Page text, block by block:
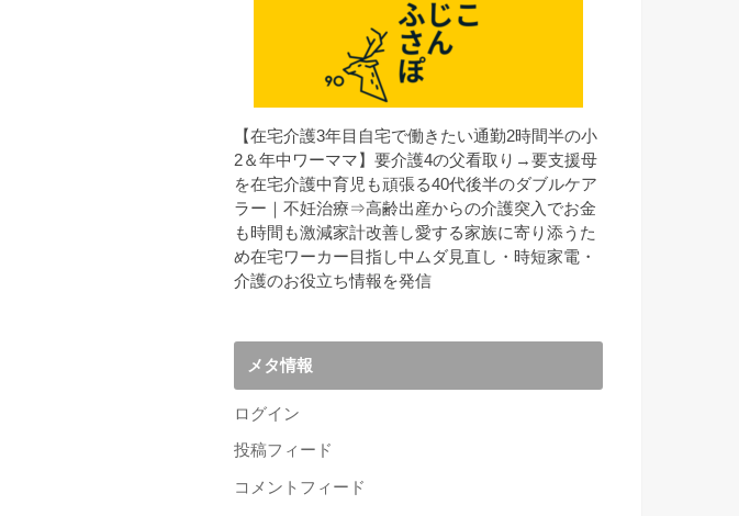
【在宅介護3年目 自宅で働きたい通勤2時間半の小
2＆年中ワーママ】要介護4の父看取り→要支援母
を在宅介護中育児も頑張る40代後半のダブルケア
ラー｜不妊治療⇒高齢出産からの介護突入でお金
も時間も激減家計改善し愛する家族に寄り添うた
め在宅ワーカー目指し中 ムダ見直し・時短家電・
介護のお役立ち情報を発信
メタ情報
ログイン
投稿フィード
コメントフィード